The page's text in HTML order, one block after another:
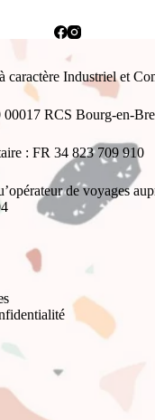
caractère Industriel et
RCS Bourg-en-
: FR 34 823 709 910
de voyages